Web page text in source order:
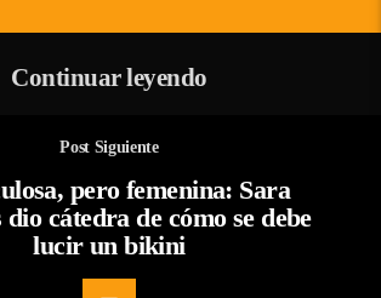
Continuar leyendo
Post Siguiente
pero femenina: Sara
cátedra de cómo se debe
lucir un bikini